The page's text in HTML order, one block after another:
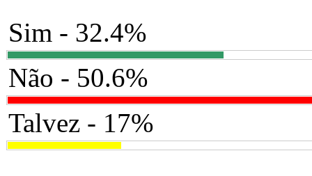
Sim - 32.4%
Não - 50.6%
Talvez - 17%